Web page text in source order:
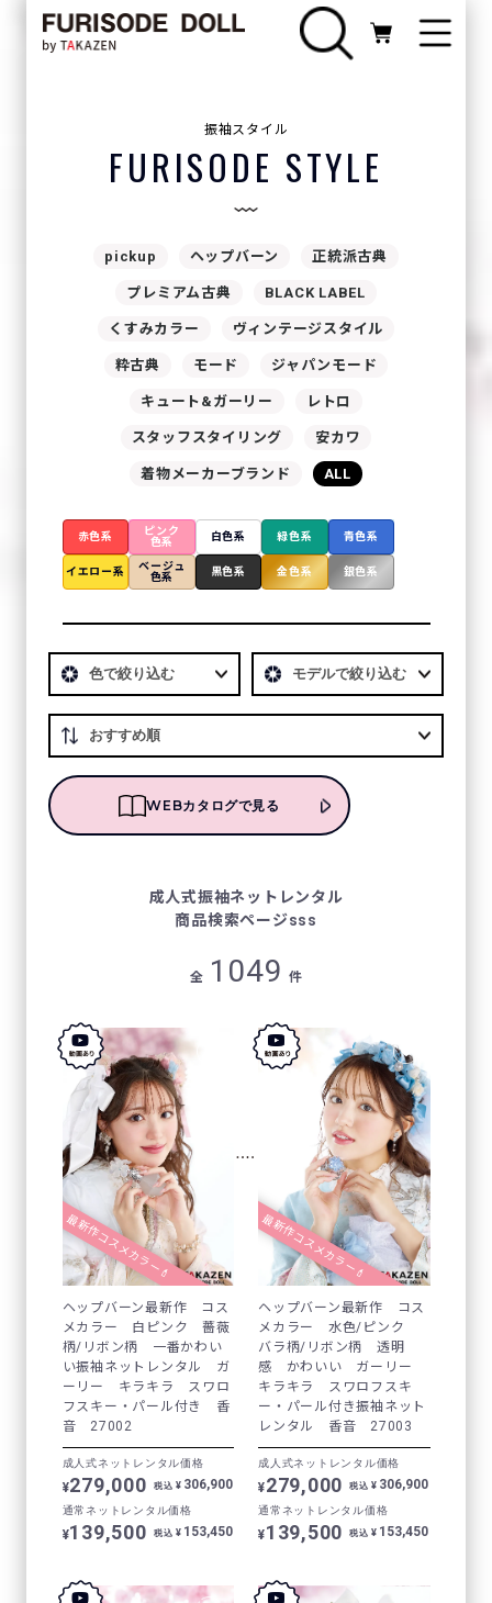
振袖スタイル
FURISODE STYLE
pickup ヘップバーン 正統派古典
プレミアム古典 BLACK LABEL
くすみカラー ヴィンテージスタイル
粋古典 モード ジャパンモード
キュート&ガーリー レトロ
スタッフスタイリング 安カワ
着物メーカーブランド ALL
赤色系
ピンク
色系
白色系 緑色系 青色系
イエロー系
ベージュ
色系
黒色系 金色系 銀色系
WEBカタログで見る
成⼈式振袖ネットレンタル
商品検索ページsss
全 1049 件
最新作コスメカラー💄
ヘップバーン最新作 コス
メカラー 白ピンク 薔薇
柄/リボン柄 一番かわい
い振袖ネットレンタル ガ
ーリー キラキラ スワロ
フスキー・パール付き 香
音 27002
成人式ネットレンタル価格
¥279,000 税込 ¥ 306,900
通常ネットレンタル価格
¥139,500 税込 ¥ 153,450
最新作コスメカラー💄
ヘップバーン最新作 コス
メカラー 水色/ピンク
バラ柄/リボン柄 透明
感 かわいい ガーリー
キラキラ スワロフスキ
ー・パール付き振袖ネット
レンタル 香音 27003
成人式ネットレンタル価格
¥279,000 税込 ¥ 306,900
通常ネットレンタル価格
¥139,500 税込 ¥ 153,450